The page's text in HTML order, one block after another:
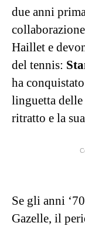
due anni
Haillet e
del tennis:
ha
linguetta delle
ritratto e la
Se gli anni
Gazelle, il